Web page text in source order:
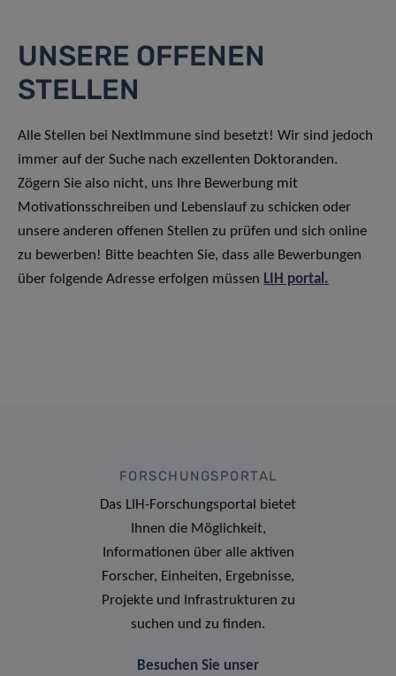
UNSERE OFFENEN
STELLEN
Alle Stellen bei NextImmune sind besetzt! Wir sind jedoch
immer auf der Suche nach exzellenten Doktoranden.
Zögern Sie also nicht, uns Ihre Bewerbung mit
Motivationsschreiben und Lebenslauf zu schicken oder
unsere anderen offenen Stellen zu prüfen und sich online
zu bewerben! Bitte beachten Sie, dass alle Bewerbungen
über folgende Adresse erfolgen müssen LIH portal.
FORSCHUNGSPORTAL
Das LIH-Forschungsportal bietet
Ihnen die Möglichkeit,
Informationen über alle aktiven
Forscher, Einheiten, Ergebnisse,
Projekte und Infrastrukturen zu
suchen und zu finden.
Besuchen Sie unser